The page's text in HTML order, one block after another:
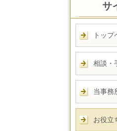
サ
トップ
相談・
当事務
お役立